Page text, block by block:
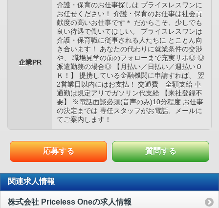
企業PR
介護・保育のお仕事探しは プライスレスワンに
お任せください！ 介護・保育のお仕事は社会貢
献度の高いお仕事です＊ だからこそ、少しでも
良い待遇で働いてほしい。 プライスレスワンは
介護・保育職に従事される人たちに とことん向
き合います！ あなたの代わりに就業条件の交渉
や、 職場見学の前のフォローまで充実サポ◎ ◎
派遣勤務の場合◎ 【月払い／日払い／週払いＯ
Ｋ！】 提携している金融機関に申請すれば、 翌
2営業日以内にはお支払！ 交通費 全額支給 車
通勤は規定アリでガソリン代支給 【来社登録不
要】 ※電話面談必須(音声のみ)10分程度 お仕事
の決定までは 専任スタッフがお電話、メールに
てご案内します！
応募する 質問する
関連求人情報
株式会社 Priceless Oneの求人情報